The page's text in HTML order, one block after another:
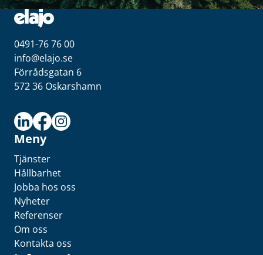
0491-76 76 00
info@elajo.se
Förrådsgatan 6
572 36 Oskarshamn
Meny
Tjänster
Hållbarhet
Jobba hos oss
Nyheter
Referenser
Om oss
Kontakta oss